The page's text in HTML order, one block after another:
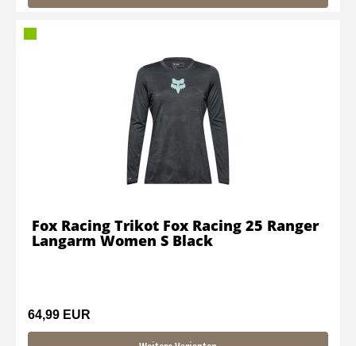
64,99 EUR
Fox Racing Trikot Fox Racing 25 Ranger
Langarm Women S Black